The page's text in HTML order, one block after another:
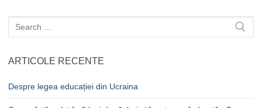
Caută
după:
ARTICOLE RECENTE
Despre legea educației din Ucraina